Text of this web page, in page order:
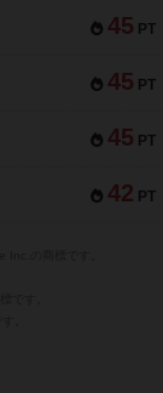
45 PT
45 PT
45 PT
42 PT